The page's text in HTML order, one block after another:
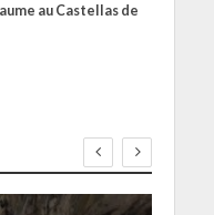
au Castellas de